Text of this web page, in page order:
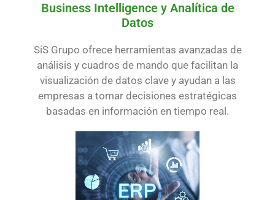
Business Intelligence y Analítica de
Datos
SiS Grupo ofrece herramientas avanzadas de
análisis y cuadros de mando que facilitan la
visualización de datos clave y ayudan a las
empresas a tomar decisiones estratégicas
basadas en información en tiempo real.